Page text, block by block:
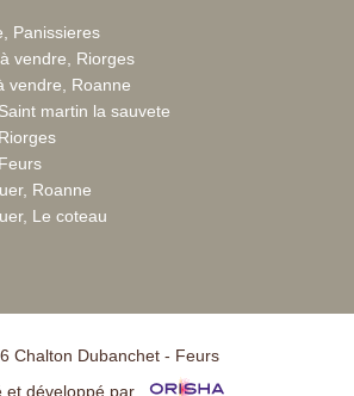
Panissieres
vendre, Riorges
vendre, Roanne
martin la sauvete
Roanne
Le coteau
Chalton Dubanchet - Feurs
et développé par